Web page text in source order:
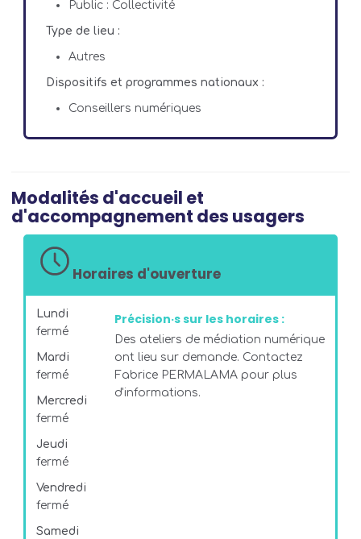
Public : Collectivité
Type de lieu :
Autres
Dispositifs et programmes nationaux :
Conseillers numériques
Modalités d'accueil et
d'accompagnement des usagers
Horaires d'ouverture
Lundi
fermé
Mardi
fermé
Mercredi
fermé
Jeudi
fermé
Vendredi
fermé
Samedi
Précision·s sur les horaires :
Des ateliers de médiation numérique
ont lieu sur demande. Contactez
Fabrice PERMALAMA pour plus
d'informations.